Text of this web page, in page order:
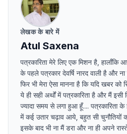
लेखक के बारे में
Atul Saxena
पत्रकारिता मेरे लिए एक मिशन है, हालाँकि
के पहले पत्रकार देवर्षि नारद वाली है और ना
फिर भी मेरा ऐसा मानना है कि यदि खबर को
ये ही सही अर्थों में पत्रकारिता है और मैं
ज्यादा समय से लगा हुआ हूँ.... पत्रकारिता के
में कई उतार चढ़ाव आये, बहुत सी चुनौतियों
इसके बाद भी ना मैं डरा और ना ही अपने